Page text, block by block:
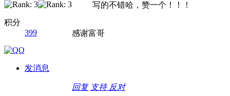
积分
399
发消息
写的不错哈，赞一个！！！
感谢富哥
回复 支持 反对